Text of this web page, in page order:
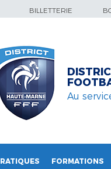
BILLETTERIE
Au
FORMATIONS